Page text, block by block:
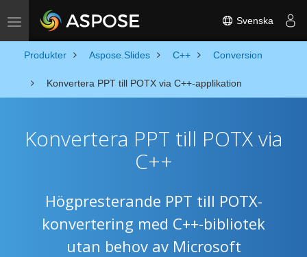
Toggle navigation Svenska
Produkter Aspose.Slides C++ Conversion
Konvertera PPT till POTX via C++-applikation
Konvertera PPT till POTX via
C++
Högpresterande PPT till POTX-
konvertering med C++-bibliotek
utan behov av Microsoft